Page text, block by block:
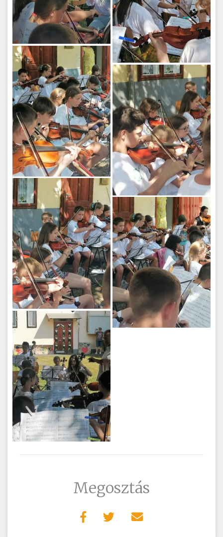
Megosztás